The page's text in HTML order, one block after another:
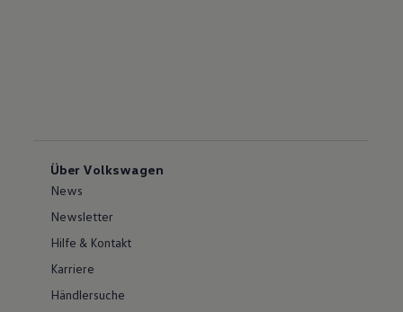
Über Volkswagen
News
Newsletter
Hilfe & Kontakt
Karriere
Händlersuche